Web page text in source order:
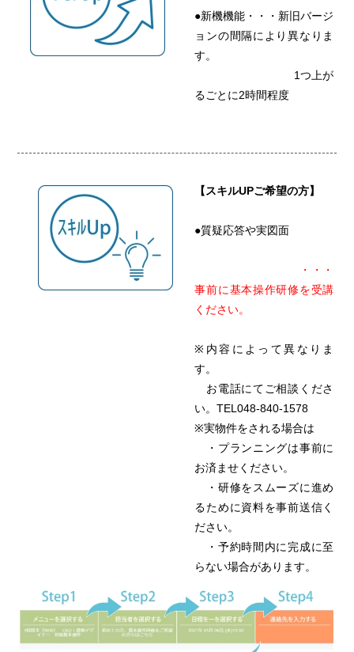
●新機機能・・・新旧バージ
ョンの間隔により異なりま
す。
1つ上が
るごとに2時間程度
【スキルUPご希望の方】
●質疑応答や実図面
・・・
事前に基本操作研修を受講
ください。
※内容によって異なりま
す。
お電話にてご相談くださ
い。TEL048-840-1578
※実物件をされる場合は
・プランニングは事前に
お済ませください。
・研修をスムーズに進め
るために資料を事前送信く
ださい。
・予約時間内に完成に至
らない場合があります。